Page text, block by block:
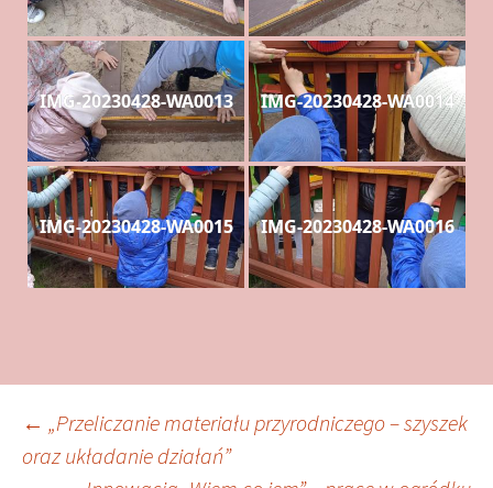
IMG-20230428-WA0013 IMG-20230428-WA0014
IMG-20230428-WA0015 IMG-20230428-WA0016
Zobacz
← „Przeliczanie materiału przyrodniczego – szyszek
oraz układanie działań”